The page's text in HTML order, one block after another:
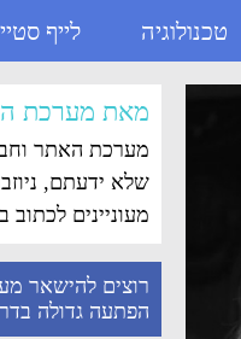
טכנולוגיה לייף
מאת מערכת
מערכת האתר
שלא ידעתם,
מעוניינים
רוצים להישאר
הפתעה גדולה